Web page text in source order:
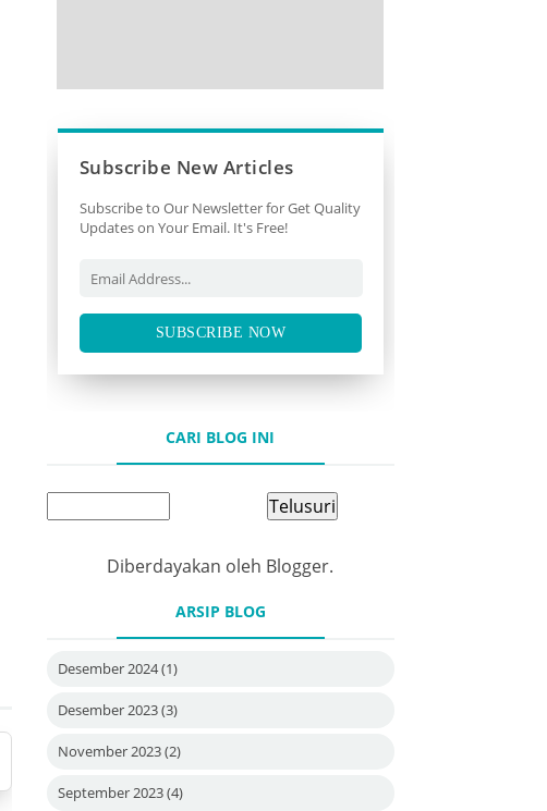
Subscribe New Articles
Subscribe to Our Newsletter for Get Quality
Updates on Your Email. It's Free!
SUBSCRIBE NOW
CARI BLOG INI
Diberdayakan oleh Blogger.
ARSIP BLOG
Desember 2024(1)
Desember 2023(3)
November 2023(2)
September 2023(4)